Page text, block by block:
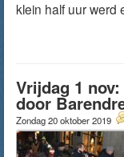
klein half uur
Vrijdag 1
door
Zondag 20 oktober 2019